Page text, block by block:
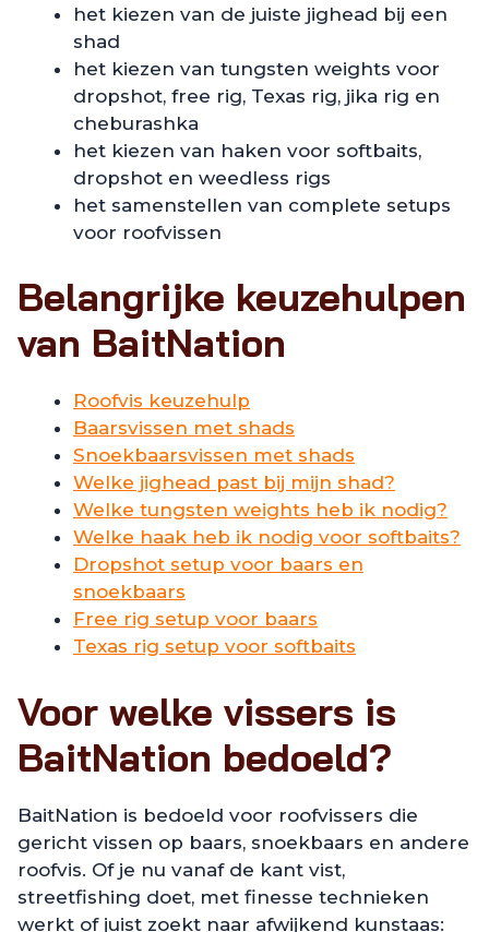
het kiezen van de juiste jighead bij een
shad
het kiezen van tungsten weights voor
dropshot, free rig, Texas rig, jika rig en
cheburashka
het kiezen van haken voor softbaits,
dropshot en weedless rigs
het samenstellen van complete setups
voor roofvissen
Belangrijke keuzehulpen
van BaitNation
Roofvis keuzehulp
Baarsvissen met shads
Snoekbaarsvissen met shads
Welke jighead past bij mijn shad?
Welke tungsten weights heb ik nodig?
Welke haak heb ik nodig voor softbaits?
Dropshot setup voor baars en
snoekbaars
Free rig setup voor baars
Texas rig setup voor softbaits
Voor welke vissers is
BaitNation bedoeld?
BaitNation is bedoeld voor roofvissers die
gericht vissen op baars, snoekbaars en andere
roofvis. Of je nu vanaf de kant vist,
streetfishing doet, met finesse technieken
werkt of juist zoekt naar afwijkend kunstaas: